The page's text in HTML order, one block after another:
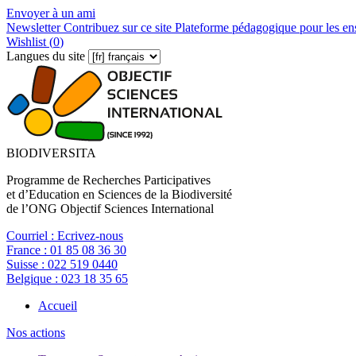
Envoyer à un ami
NewsletterContribuez sur ce site Plateforme pédagogique pour les
Wishlist (0)
Langues du site
BIODIVERSITA
Programme de Recherches Participatives
et d’Education en Sciences de la Biodiversité
de l’ONG Objectif Sciences International
Courriel : Ecrivez-nous
France : 01 85 08 36 30
Suisse : 022 519 0440
Belgique : 023 18 35 65
Accueil
Nos actions